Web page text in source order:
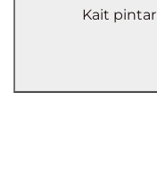
Kait pintar